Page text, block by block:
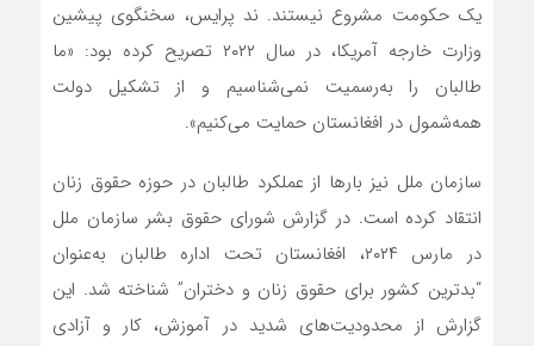
یک حکومت مشروع نیستند. ند پرایس، سخنگوی پیشین
وزارت خارجه آمریکا، در سال ۲۰۲۲ تصریح کرده بود: «ما
طالبان را به‌رسمیت نمی‌شناسیم و از تشکیل دولت
همه‌شمول در افغانستان حمایت می‌کنیم».
سازمان ملل نیز بارها از عملکرد طالبان در حوزه حقوق زنان
انتقاد کرده است. در گزارش شورای حقوق بشر سازمان ملل
در مارس ۲۰۲۴، افغانستان تحت اداره طالبان به‌عنوان
“بدترین کشور برای حقوق زنان و دختران” شناخته شد. این
گزارش از محدودیت‌های شدید در آموزش، کار و آزادی